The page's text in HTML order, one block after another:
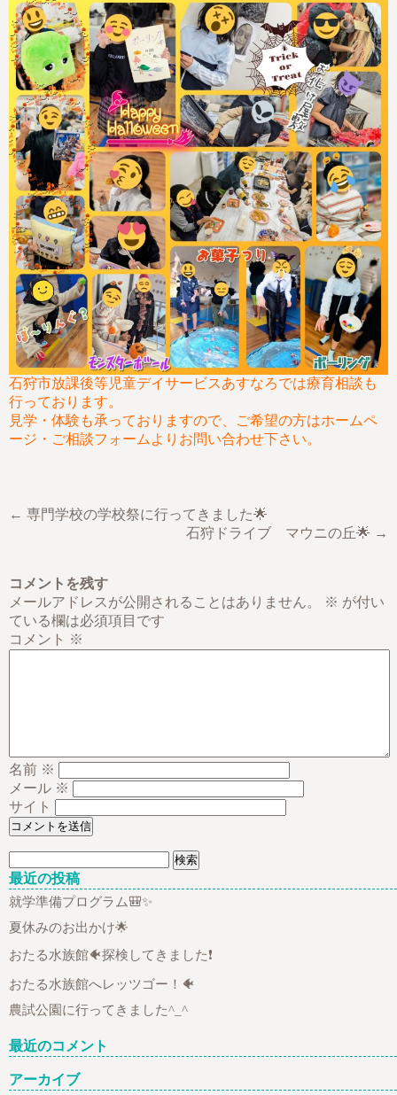
石狩市放課後等児童デイサービスあすなろでは療育相談も
行っております。
見学・体験も承っておりますので、ご希望の方はホームペ
ージ・ご相談フォームよりお問い合わせ下さい。
← 専門学校の学校祭に行ってきました🌟
石狩ドライブ マウニの丘🌟 →
コメントを残す
メールアドレスが公開されることはありません。
※ が付い
ている欄は必須項目です
コメント ※
名前 ※
メール ※
サイト
索:
最近の投稿
就学準備プログラム🎒✨
夏休みのお出かけ🌟
おたる水族館🐠探検してきました❗
おたる水族館へレッツゴー！🐠
農試公園に行ってきました^_^
最近のコメント
アーカイブ